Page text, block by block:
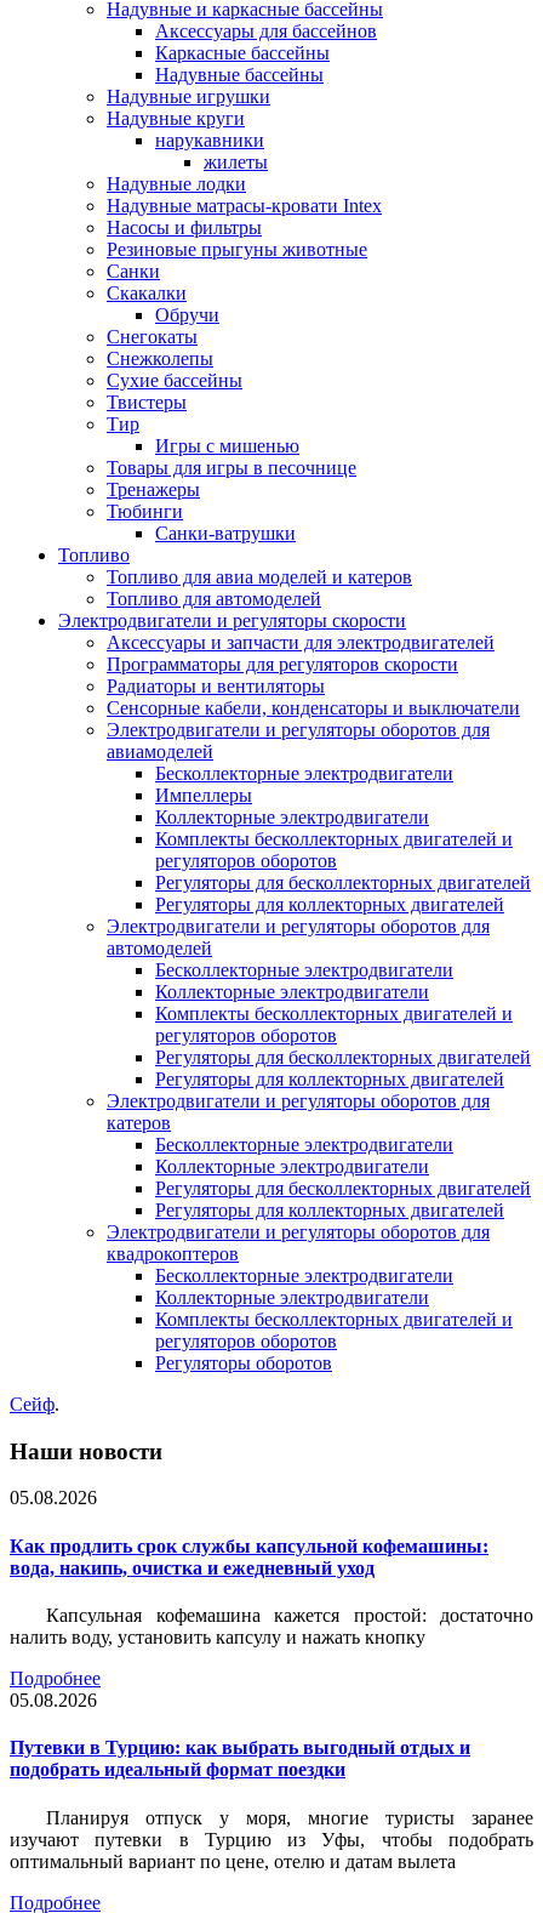
Надувные и каркасные бассейны
Аксессуары для бассейнов
Каркасные бассейны
Надувные бассейны
Надувные игрушки
Надувные круги
нарукавники
жилеты
Надувные лодки
Надувные матрасы-кровати Intex
Насосы и фильтры
Резиновые прыгуны животные
Санки
Скакалки
Обручи
Снегокаты
Снежколепы
Сухие бассейны
Твистеры
Тир
Игры с мишенью
Товары для игры в песочнице
Тренажеры
Тюбинги
Санки-ватрушки
Топливо
Топливо для авиа моделей и катеров
Топливо для автомоделей
Электродвигатели и регуляторы скорости
Аксессуары и запчасти для электродвигателей
Программаторы для регуляторов скорости
Радиаторы и вентиляторы
Сенсорные кабели, конденсаторы и выключатели
Электродвигатели и регуляторы оборотов для
авиамоделей
Бесколлекторные электродвигатели
Импеллеры
Коллекторные электродвигатели
Комплекты бесколлекторных двигателей и
регуляторов оборотов
Регуляторы для бесколлекторных двигателей
Регуляторы для коллекторных двигателей
Электродвигатели и регуляторы оборотов для
автомоделей
Бесколлекторные электродвигатели
Коллекторные электродвигатели
Комплекты бесколлекторных двигателей и
регуляторов оборотов
Регуляторы для бесколлекторных двигателей
Регуляторы для коллекторных двигателей
Электродвигатели и регуляторы оборотов для
катеров
Бесколлекторные электродвигатели
Коллекторные электродвигатели
Регуляторы для бесколлекторных двигателей
Регуляторы для коллекторных двигателей
Электродвигатели и регуляторы оборотов для
квадрокоптеров
Бесколлекторные электродвигатели
Коллекторные электродвигатели
Комплекты бесколлекторных двигателей и
регуляторов оборотов
Регуляторы оборотов
Сейф.
Наши новости
05.08.2026
Как продлить срок службы капсульной кофемашины:
вода, накипь, очистка и ежедневный уход
Капсульная кофемашина кажется простой: достаточно
налить воду, установить капсулу и нажать кнопку
Подробнее
05.08.2026
Путевки в Турцию: как выбрать выгодный отдых и
подобрать идеальный формат поездки
Планируя отпуск у моря, многие туристы заранее
изучают путевки в Турцию из Уфы, чтобы подобрать
оптимальный вариант по цене, отелю и датам вылета
Подробнее